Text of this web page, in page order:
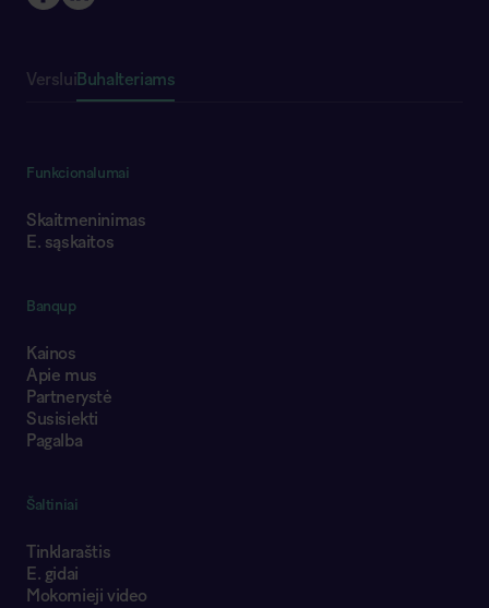
VersluiBuhalteriams
Funkcionalumai
Skaitmeninimas
E. sąskaitos
Banqup
Kainos
Apie mus
Partnerystė
Susisiekti
Pagalba
Šaltiniai
Tinklaraštis
E. gidai
Mokomieji video